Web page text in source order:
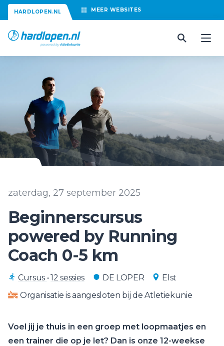
HARDLOPEN.NL MEER WEBSITES
zaterdag, 27 september 2025
Beginnerscursus
powered by Running
Coach 0-5 km
Cursus •12 sessies DE LOPER
Elst
Organisatie is aangesloten bij de Atletiekunie
Voel jij je thuis in een groep met loopmaatjes en
een trainer die op je let? Dan is onze 12-weekse